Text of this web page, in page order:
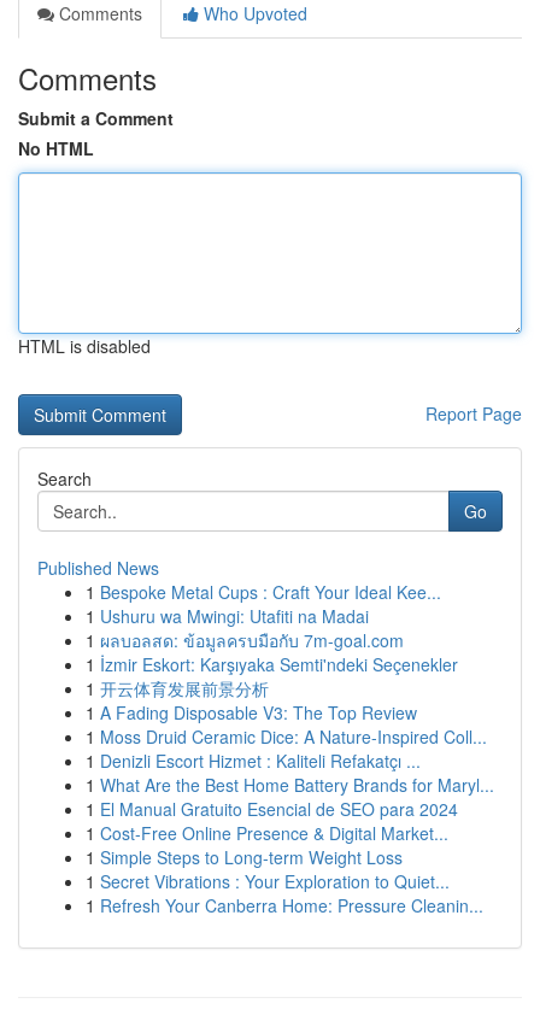
Comments
Who Upvoted
Comments
Submit a Comment
No HTML
HTML is disabled
Report Page
Search
Go
Published News
1 Bespoke Metal Cups : Craft Your Ideal Kee...
1 Ushuru wa Mwingi: Utafiti na Madai
1 ผลบอลสด: ข้อมูลครบมือกับ 7m-goal.com
1 İzmir Eskort: Karşıyaka Semti'ndeki Seçenekler
1 开云体育发展前景分析
1 A Fading Disposable V3: The Top Review
1 Moss Druid Ceramic Dice: A Nature-Inspired Coll...
1 Denizli Escort Hizmet : Kaliteli Refakatçı ...
1 What Are the Best Home Battery Brands for Maryl...
1 El Manual Gratuito Esencial de SEO para 2024
1 Cost-Free Online Presence & Digital Market...
1 Simple Steps to Long-term Weight Loss
1 Secret Vibrations : Your Exploration to Quiet...
1 Refresh Your Canberra Home: Pressure Cleanin...